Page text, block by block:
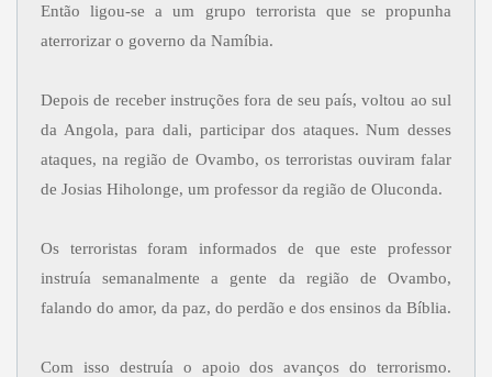
Então ligou-se a um grupo terrorista que se propunha
aterrorizar o governo da Namíbia.
Depois de receber instruções fora de seu país, voltou ao sul
da Angola, para dali, participar dos ataques. Num desses
ataques, na região de Ovambo, os terroristas ouviram falar
de Josias Hiholonge, um professor da região de Oluconda.
Os terroristas foram informados de que este professor
instruía semanalmente a gente da região de Ovambo,
falando do amor, da paz, do perdão e dos ensinos da Bíblia.
Com isso destruía o apoio dos avanços do terrorismo.